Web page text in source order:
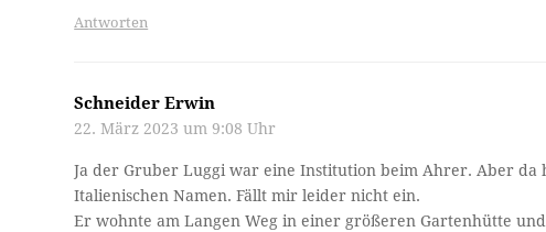
Antworten
Schneider Erwin
22. März 2023 um 9:08 Uhr
Ja der Gruber Luggi war eine Institution beim Ahrer. Aber da
Italienischen Namen. Fällt mir leider nicht ein.
Er wohnte am Langen Weg in einer größeren Gartenhütte